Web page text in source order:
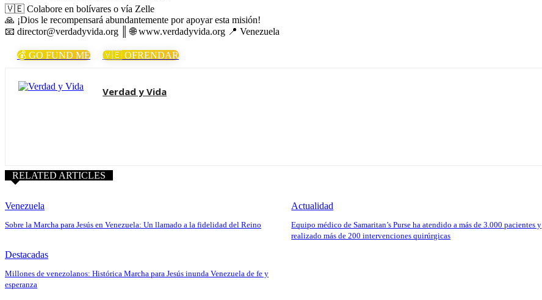
🇻🇪 Colabore en bolívares o vía Zelle
🙏 ¡Dios le recompensará abundantemente por apoyar esta misión!
📧 director@verdadyvida.org ║ 🌐 www.verdadyvida.org 📍 Venezuela
💰 GO FUND ME 🇻🇪 OFRENDAR
Verdad y Vida
RELATED ARTICLES
Venezuela
Sobre la Marcha para Jesús en Venezuela: Un llamado a la fidelidad del Reino
Actualidad
Equipo médico de Samaritan’s Purse ha atendido a más de 3.000 pacientes y
realizado más de 200 intervenciones quirúrgicas
Destacadas
Millones de venezolanos: Histórica Marcha para Jesús inunda Venezuela de fe y
esperanza